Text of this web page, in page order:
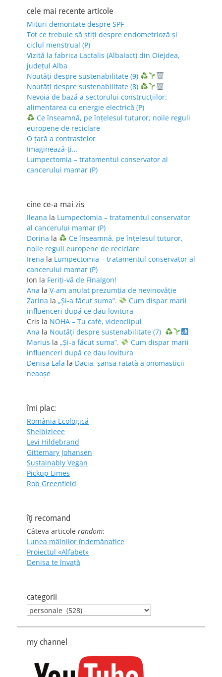
cele mai recente articole
Mituri demontate despre SPF
Tot ce trebuie să știți despre endometrioză și
ciclul menstrual (P)
Vizită la fabrica Lactalis (Albalact) din Oiejdea,
județul Alba
Noutăți despre sustenabilitate (9)
Noutăți despre sustenabilitate (8)
Nevoia de bază a sectorului construcțiilor:
alimentarea cu energie electrică (P)
Ce înseamnă, pe înțelesul tuturor, noile reguli
europene de reciclare
O țară a contrastelor
Imaginează-ți…
Lumpectomia – tratamentul conservator al
cancerului mamar (P)
cine ce-a mai zis
Ileana la Lumpectomia – tratamentul conservator
al cancerului mamar (P)
Dorina la
Ce înseamnă, pe înțelesul tuturor,
noile reguli europene de reciclare
Irena la Lumpectomia – tratamentul conservator al
cancerului mamar (P)
Ion la Feriţi-vă de Finalgon!
Ana la V-am anulat prezumția de nevinovăție
Zarina la „Și-a făcut suma”.
Cum dispar marii
influenceri după ce dau lovitura
Cris la NOHA – Tu café, videoclipul
Ana la Noutăți despre sustenabilitate (7)
Marius la „Și-a făcut suma”.
Cum dispar marii
influenceri după ce dau lovitura
Denisa Lala la Dacia, șansa ratată a onomasticii
neaoșe
îmi plac:
România Ecologică
Shelbizleee
Levi Hildebrand
Gittemary Johansen
Sustainably Vegan
Pickup Limes
Rob Greenfield
îţi recomand
Câteva articole random:
Lunea mâinilor îndemânatice
Proiectul «Alfabet»
Denisa te învaţă
categorii
categorii
my channel